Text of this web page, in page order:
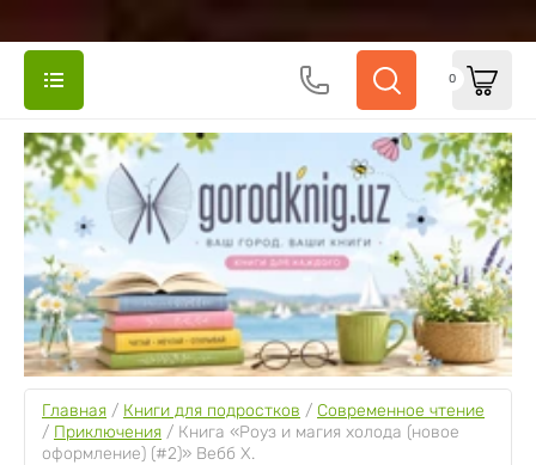
0
Главная / Книги для подростков / Cовременное чтение
/ Приключения / Книга «Роуз и магия холода (новое
оформление) (#2)» Вебб Х.